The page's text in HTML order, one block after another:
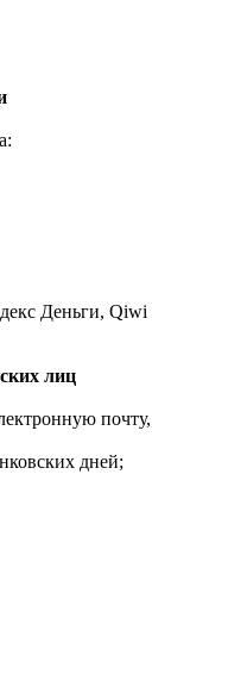
Деньги, Qiwi
лиц
почту,
дней;